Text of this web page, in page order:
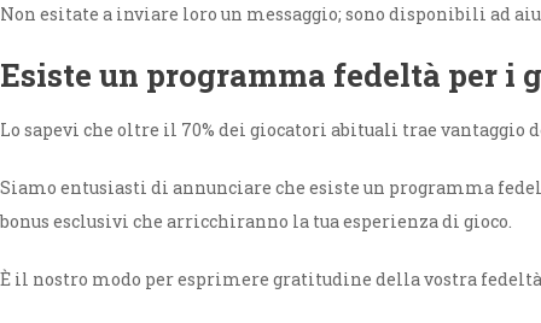
Non esitate a inviare loro un messaggio; sono disponibili ad
Esiste un programma fedeltà per i
Lo sapevi che oltre il 70% dei giocatori abituali trae vantaggio
Siamo entusiasti di annunciare che esiste un programma
bonus esclusivi che arricchiranno la tua esperienza di gioco.
È il nostro modo per esprimere gratitudine della vostra